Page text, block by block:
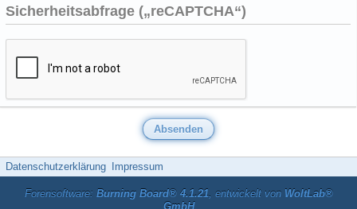
Sicherheitsabfrage („reCAPTCHA“)
Datenschutzerklärung Impressum
Forensoftware: Burning Board® 4.1.21, entwickelt von WoltLab®
GmbH